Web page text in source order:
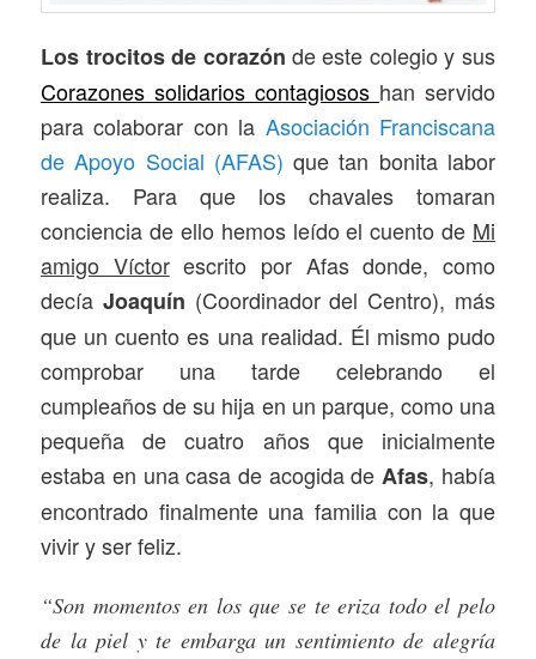
Los trocitos de corazón de este colegio y sus
Corazones solidarios contagiosos han servido
para colaborar con la Asociación Franciscana
de Apoyo Social (AFAS) que tan bonita labor
realiza. Para que los chavales tomaran
conciencia de ello hemos leído el cuento de Mi
amigo Víctorescrito por Afas donde, como
decía Joaquín (Coordinador del Centro), más
que un cuento es una realidad. Él mismo pudo
comprobar una tarde celebrando el
cumpleaños de su hija en un parque, como una
pequeña de cuatro años que inicialmente
estaba en una casa de acogida de Afas, había
encontrado finalmente una familia con la que
vivir y ser feliz.
“Son momentos en los que se te eriza todo el pelo
de la piel y te embarga un sentimiento de alegría